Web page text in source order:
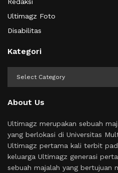
Redaksi
Ultimagz Foto
Disabilitas
Kategori
About Us
Ultimagz merupakan sebuah
yang berlokasi di Universitas
Ultimagz pertama kali terbit
keluarga Ultimagz generasi
sebuah majalah yang bertujuan